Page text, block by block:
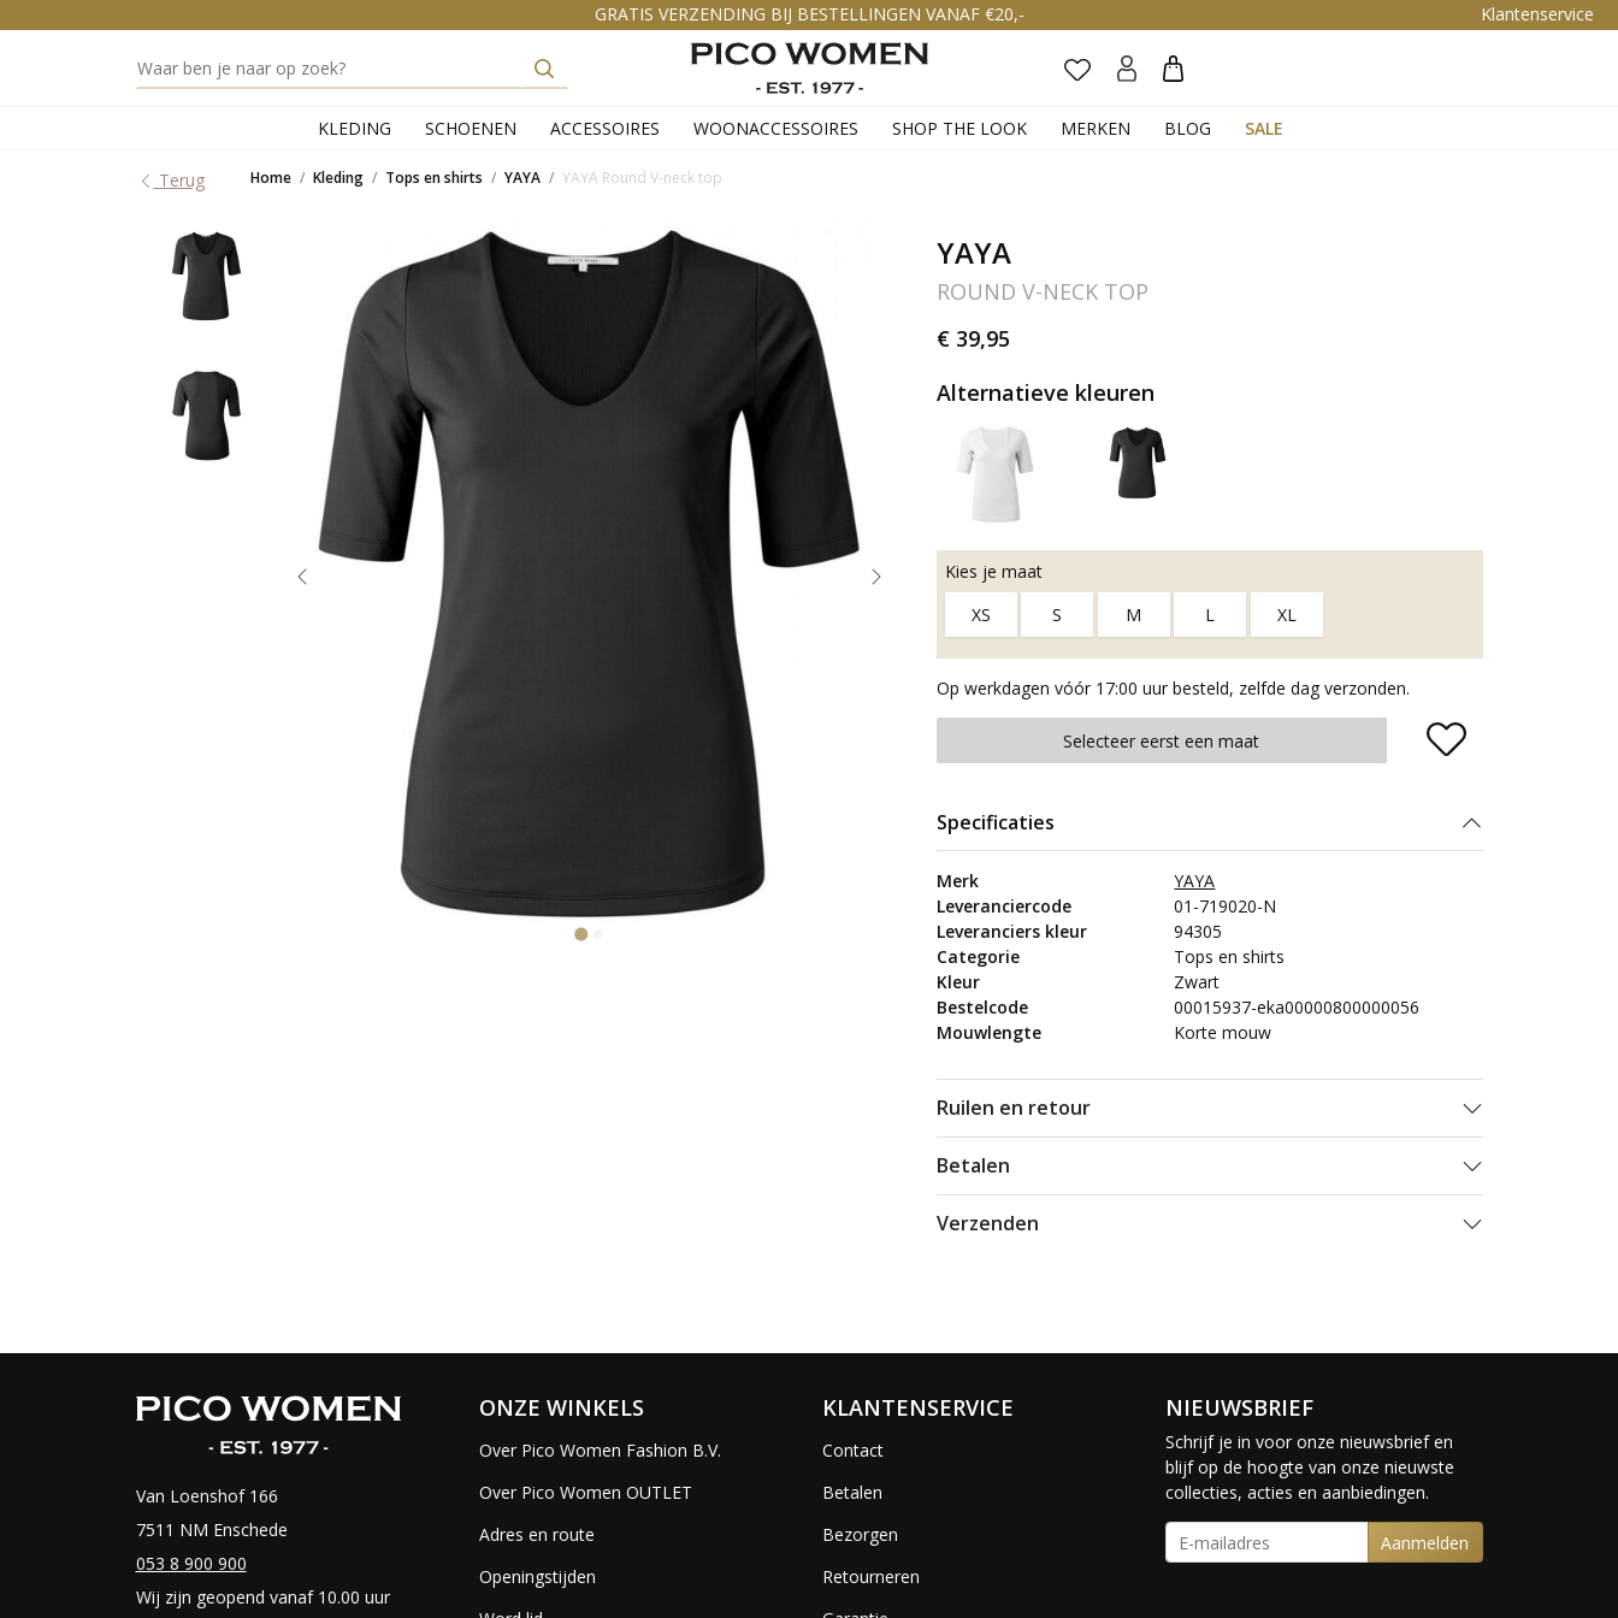
GRATIS VERZENDING BIJ BESTELLINGEN VANAF €20,- Klantenservice
KLEDING SCHOENEN ACCESSOIRES WOONACCESSOIRES SHOP THE LOOK MERKEN BLOG SALE
Zoeken
Terug Home Kleding Tops en shirts YAYA YAYA Round V-neck top
YAYA
ROUND V-NECK TOP
€ 39,95
Alternatieve kleuren
Kies je maat
XS
S M L XL
Op werkdagen vóór 17:00 uur besteld, zelfde dag verzonden.
Plaats in winkelmand
Selecteer eerst een maat
Specificaties
Merk
YAYA
Leveranciercode
01-719020-N
Leveranciers kleur
94305
Categorie
Tops en shirts
Kleur
Zwart
Bestelcode
00015937-eka00000800000056
Mouwlengte
Korte mouw
Ruilen en retour
Betalen
Verzenden
Van Loenshof 166
7511 NM Enschede
053 8 900 900
Wij zijn geopend vanaf 10.00 uur
ONZE WINKELS
Over Pico Women Fashion B.V.
Over Pico Women OUTLET
Adres en route
Openingstijden
KLANTENSERVICE
Contact
Betalen
Bezorgen
Retourneren
NIEUWSBRIEF
Schrijf je in voor onze nieuwsbrief en
blijf op de hoogte van onze nieuwste
collecties, acties en aanbiedingen.
Aanmelden